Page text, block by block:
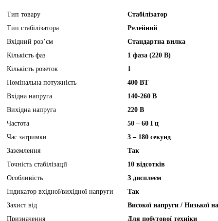
Тип товару
Стабілізатор
Тип стабілізатора
Релейний
Вхідний роз’єм
Стандартна вилка
Кількість фаз
1 фаза (220 В)
Кількість розеток
1
Номінальна потужність
400 ВТ
Вхідна напруга
140-260 В
Вихідна напруга
220 В
Частота
50 – 60 Гц
Час затримки
3 – 180 секунд
Заземлення
Так
Точність стабілізації
10 відсотків
Особливість
З дисплеєм
Індикатор вхідної/вихідної напруги
Так
Захист від
Високої напруги / Низької
Призначення
Для побутової техніки